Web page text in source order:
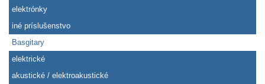
elektrónky
iné príslušenstvo
Basgitary
elektrické
akustické / elektroakustické